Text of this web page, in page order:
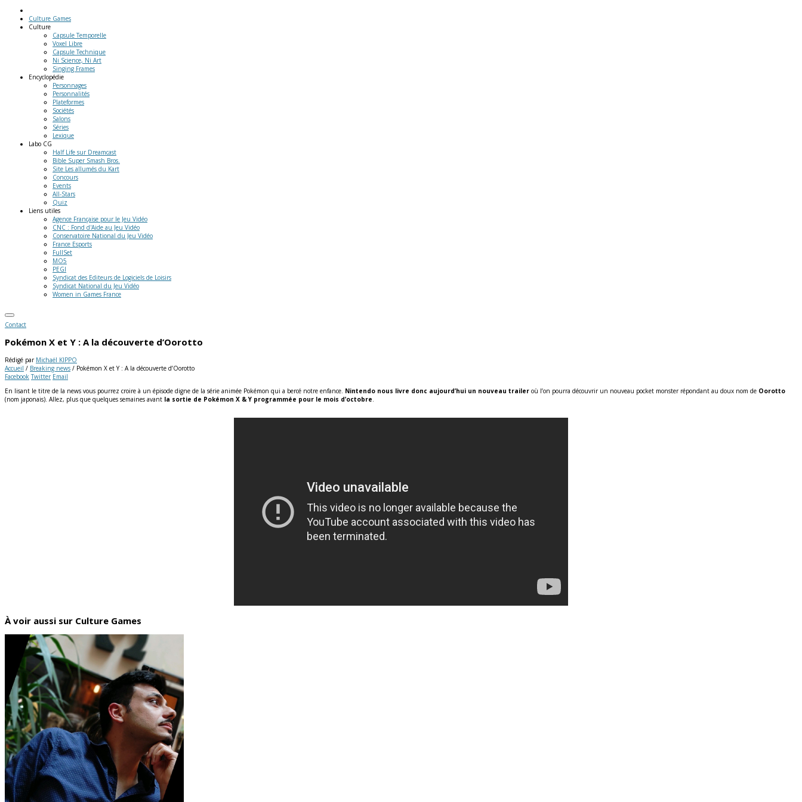
Culture Games
Culture
Capsule Temporelle
Voxel Libre
Capsule Technique
Ni Science, Ni Art
Singing Frames
Encyclopédie
Personnages
Personnalités
Plateformes
Sociétés
Salons
Séries
Lexique
Labo CG
Half Life sur Dreamcast
Bible Super Smash Bros.
Site Les allumés du Kart
Concours
Events
All-Stars
Quiz
Liens utiles
Agence Française pour le Jeu Vidéo
CNC : Fond d'Aide au Jeu Vidéo
Conservatoire National du Jeu Vidéo
France Esports
FullSet
MO5
PEGI
Syndicat des Editeurs de Logiciels de Loisirs
Syndicat National du Jeu Vidéo
Women in Games France
Contact
Pokémon X et Y : A la découverte d’Oorotto
Rédigé par Michaël KIPPO
Accueil / Breaking news / Pokémon X et Y : A la découverte d’Oorotto
Facebook Twitter Email
En lisant le titre de la news vous pourrez croire à un épisode digne de la série animée Pokémon qui a bercé notre enfance. Nintendo nous livre donc aujourd’hui un nouveau trailer où l’on pourra découvrir un nouveau pocket monster répondant au doux nom de Oorotto
(nom japonais). Allez, plus que quelques semaines avant la sortie de Pokémon X & Y programmée pour le mois d’octobre.
À voir aussi sur Culture Games